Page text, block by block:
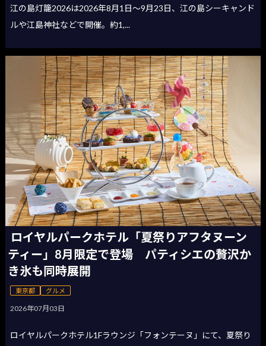
江の島灯籠2026は2026年8月1日〜9月23日、江の島シーキャンド
ルや江島神社などで開催。約1,...
ロイヤルパークホテル「夏祭りアフタヌーン
ティー」8月限定で登場 パティシエの贅沢か
き氷も同時展開
東京都 グルメ
2026年07月03日
ロイヤルパークホテル1Fラウンジ「フォンテーヌ」にて、夏祭り